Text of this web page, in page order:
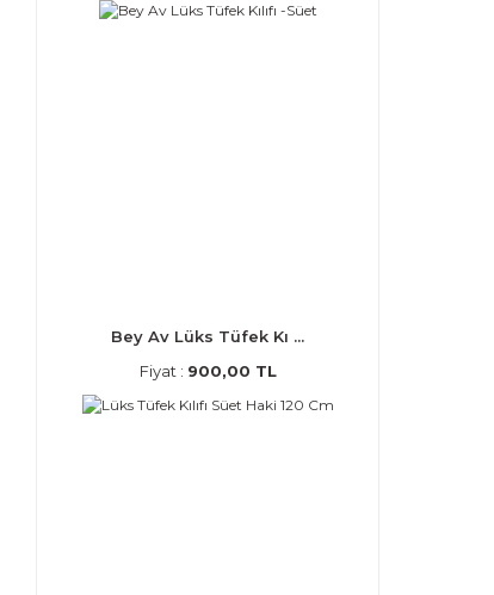
Bey Av Lüks Tüfek Kı ...
Fiyat : 900,00 TL